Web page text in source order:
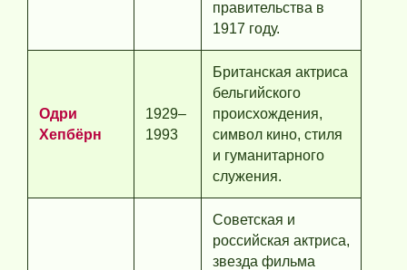
правительства в
1917 году.
Одри
Хепбёрн
1929–
1993
Британская актриса
бельгийского
происхождения,
символ кино, стиля
и гуманитарного
служения.
Советская и
российская актриса,
звезда фильма